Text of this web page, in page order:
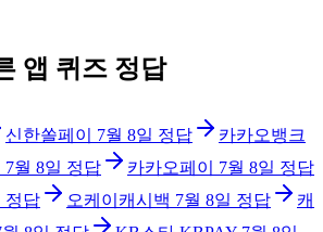
앱 퀴즈 정답
신한쏠페이 7월 8일 정답
카카오뱅크
7월 8일 정답 카카오페이 7월 8일 정답
정답 오케이캐시백 7월 8일 정답
캐